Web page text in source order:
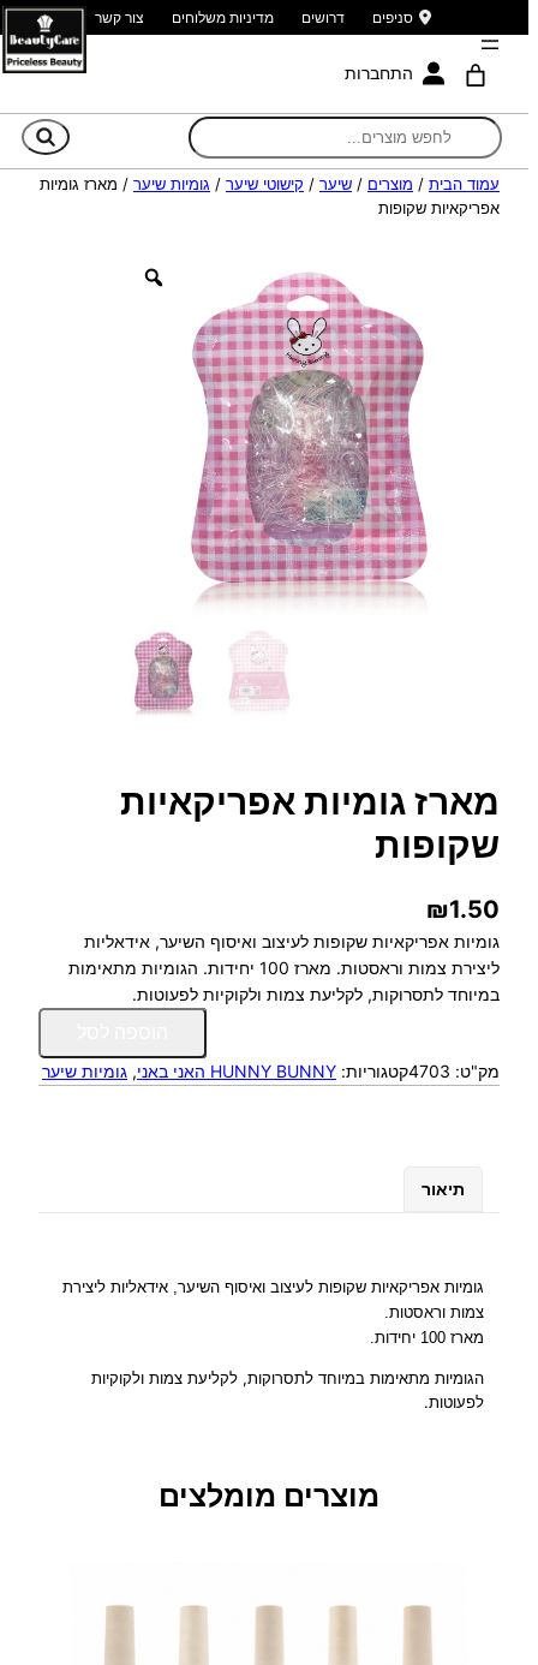
סניפים דרושים מדיניות משלוחים צור קשר
התחברות
עמוד הבית / מוצרים / שיער / קישוטי שיער / גומיות שיער / מארז גומיות
אפריקאיות שקופות
מארז גומיות אפריקאיות
שקופות
₪1.50
גומיות אפריקאיות שקופות לעיצוב ואיסוף השיער, אידאליות
ליצירת צמות וראסטות. מארז 100 יחידות. הגומיות מתאימות
במיוחד לתסרוקות, לקליעת צמות ולקוקיות לפעוטות.
כ
ו
ג
ו
ר
מק"ט: 4703קטגוריות: HUNNY BUNNY האני באני , גומיות שיער
תיאור
גומיות אפריקאיות שקופות לעיצוב ואיסוף השיער, אידאליות ליצירת
צמות וראסטות.
מארז 100 יחידות.
הגומיות מתאימות במיוחד לתסרוקות, לקליעת צמות ולקוקיות
לפעוטות.
מוצרים מומלצים